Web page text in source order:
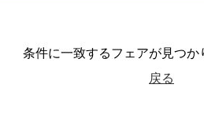
条件に一致するフェアが見つか
戻る